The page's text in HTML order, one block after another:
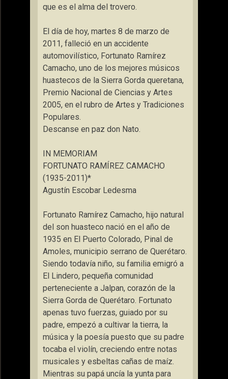
que es el alma del trovero.
El día de hoy, martes 8 de marzo de
2011, falleció en un accidente
automovilístico, Fortunato Ramírez
Camacho, uno de los mejores músicos
huastecos de la Sierra Gorda queretana,
Premio Nacional de Ciencias y Artes
2005, en el rubro de Artes y Tradiciones
Populares.
Descanse en paz don Nato.
IN MEMORIAM
FORTUNATO RAMÍREZ CAMACHO
(1935-2011)*
Agustín Escobar Ledesma
Fortunato Ramírez Camacho, hijo natural
del son huasteco nació en el año de
1935 en El Puerto Colorado, Pinal de
Amoles, municipio serrano de Querétaro.
Siendo todavía niño, su familia emigró a
El Lindero, pequeña comunidad
perteneciente a Jalpan, corazón de la
Sierra Gorda de Querétaro. Fortunato
apenas tuvo fuerzas, guiado por su
padre, empezó a cultivar la tierra, la
música y la poesía puesto que su padre
tocaba el violín, creciendo entre notas
musicales y esbeltas cañas de maíz.
Mientras su papá uncía la yunta para